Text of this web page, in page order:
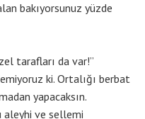
bakıyorsunuz yüzde
tarafları da var!”
ki. Ortalığı berbat
yapacaksın.
aleyhi ve sellemi